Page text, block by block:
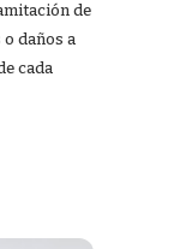
de
daños a
cada